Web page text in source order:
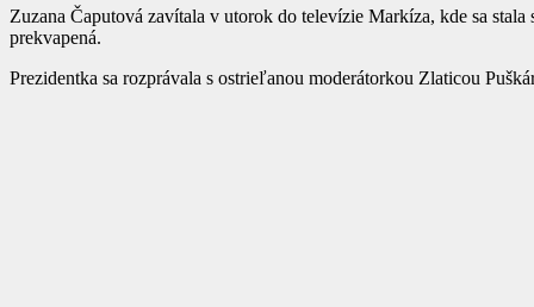
Zuzana Čaputová zavítala v utorok do televízie Markíza, kde sa
prekvapená.
Prezidentka sa rozprávala s ostrieľanou moderátorkou Zlaticou